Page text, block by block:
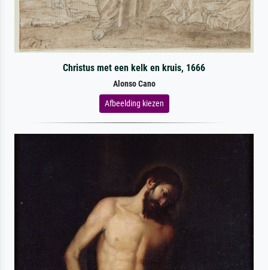
Christus met een kelk en kruis, 1666
Alonso Cano
Afbeelding kiezen